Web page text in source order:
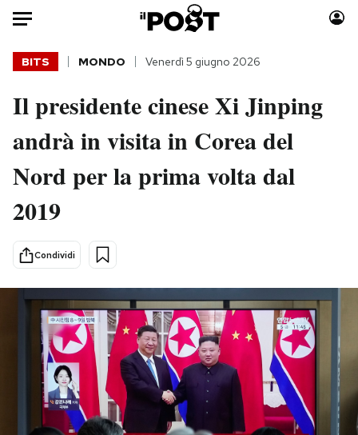
Auto
Italia
Politica
Tecnologia
Scienza
Cultura
Sport
Moda
Consumismi
Mondiali calcio 2026
PODCAST
BITS MONDO Venerdì 5 giugno 2026
Il presidente cinese Xi Jinping
andrà in visita in Corea del
Nord per la prima volta dal
2019
Condividi